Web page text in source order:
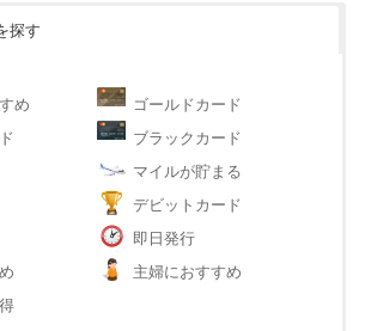
探す
め
ゴールドカード
ブラックカード
マイルが貯まる
デビットカード
即日発行
主婦におすすめ